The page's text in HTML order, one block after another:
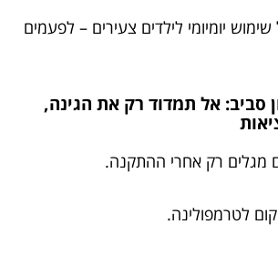
יומיומי לילדים צעירים – לפעמים
סביב: אל תמדוד רק את הגינה,
מגלים רק אחרי ההתקנה.
לטרמפולינה.